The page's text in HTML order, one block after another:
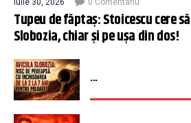
iulie 30, 2026 0 Comentariu
Tupeu de făptaș: Stoicescu cere
Slobozia, chiar și pe ușa din dos!
...